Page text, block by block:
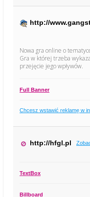
http://
Nowa gra online o
Gra w której trzeba
przejęcie jego wpływów.
Full Banner
Chcesz wstawić reklamę w
http://hfgl.pl
TextBox
Billboard